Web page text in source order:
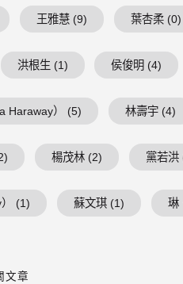
王雅慧 (9) 葉杏柔 (0)
洪根生 (1) 侯俊明 (4)
Haraway） (5) 林壽宇 (4)
楊茂林 (2) 黨若洪
(1) 蘇文琪 (1) 琳
文章